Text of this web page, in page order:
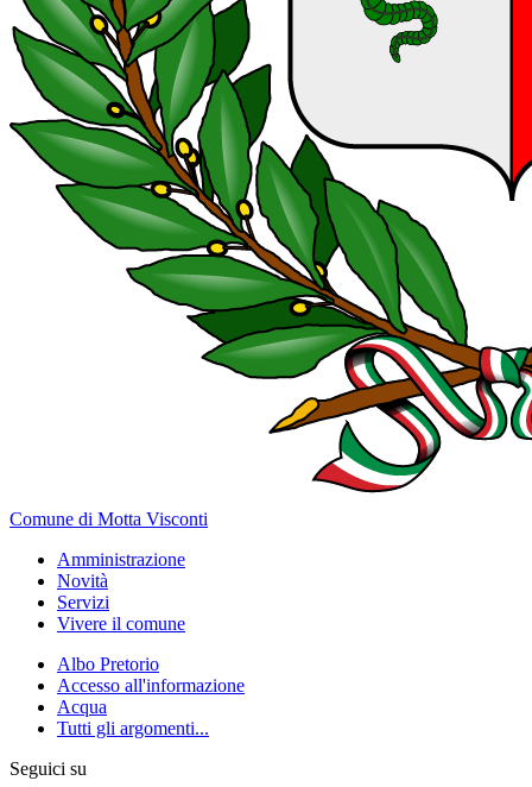
Comune di Motta Visconti
Amministrazione
Novità
Servizi
Vivere il comune
Albo Pretorio
Accesso all'informazione
Acqua
Tutti gli argomenti...
Seguici su